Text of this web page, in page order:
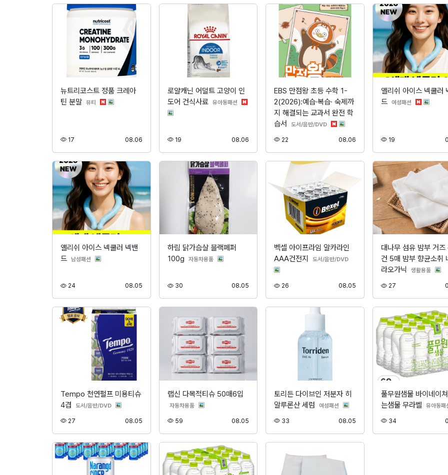
뉴트리코스트 정품 크레아
틴 분말 뷰티 분류
17 08.06등록
로얄캐닌 어덜트 고양이 인
도어 건식사료 유아동패션분류
19조회 08.06
EBS 만점왕 초등 수학 1-
2(2026):예습·복습· 숙제까
지 해결되는 교과서 완전 학
습서
도서/음반/DVD분류
22 08.06등록
앨리쉬 아이스 넥쿨러
드 여성패션분류
19조회
앨리쉬 아이스 넥쿨러 넥밴
드 남성패션 분류
24조회 08.05등록
하림 닭가슴살 블랙페퍼
100g
자동차용품분류
30조회 08.05
벡셀 아이프라임 알카라인
AAA건전지
도서/음반/DVD분류
26 08.05등록
대나무 섬유 밤부 거즈
건 5매 밤부 향균소취
라오가닉
생활용품분류
27조회
Tempo 천연펄프 미용티슈
4겹
도서/음반/DVD분류
27 08.05등록
랩신 다목적티슈 50매6입
자동차용품분류
59조회 08.05
토리든 다이브인 저분자 히
알루론산 세럼
여성패션 분류
33 08.05등록
풀무원샘물 바이네이
는샘물 무라벨
유아동패
34조회